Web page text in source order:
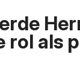
rol als